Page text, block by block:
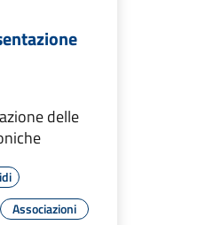
delle
Associazioni